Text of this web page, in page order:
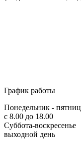
График работы
Понедельник -
с 8.00 до 18.00
Суббота-воскресенье
выходной день